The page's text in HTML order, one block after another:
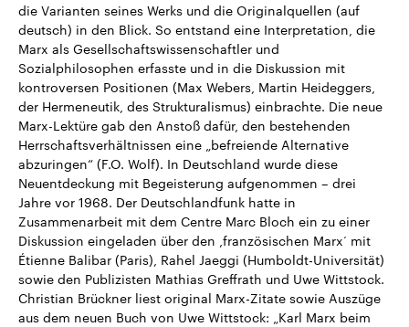
die Varianten seines Werks und die Originalquellen (auf
deutsch) in den Blick. So entstand eine Interpretation, die
Marx als Gesellschaftswissenschaftler und
Sozialphilosophen erfasste und in die Diskussion mit
kontroversen Positionen (Max Webers, Martin Heideggers,
der Hermeneutik, des Strukturalismus) einbrachte. Die neue
Marx-Lektüre gab den Anstoß dafür, den bestehenden
Herrschaftsverhältnissen eine „befreiende Alternative
abzuringen“ (F.O. Wolf). In Deutschland wurde diese
Neuentdeckung mit Begeisterung aufgenommen – drei
Jahre vor 1968. Der Deutschlandfunk hatte in
Zusammenarbeit mit dem Centre Marc Bloch ein zu einer
Diskussion eingeladen über den ‚französischen Marx‘ mit
Étienne Balibar (Paris), Rahel Jaeggi (Humboldt-Universität)
sowie den Publizisten Mathias Greffrath und Uwe Wittstock.
Christian Brückner liest original Marx-Zitate sowie Auszüge
aus dem neuen Buch von Uwe Wittstock: „Karl Marx beim